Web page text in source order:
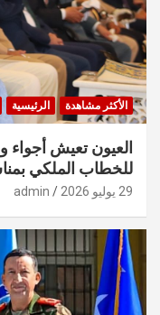
الأكثر مشاهدة الرئيسية
العيون تعيش
للخطاب الملكي
29 يوليو 2026 admin